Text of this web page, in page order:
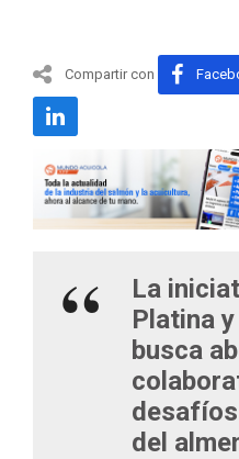
Compartir con
La
Platina
busca
del